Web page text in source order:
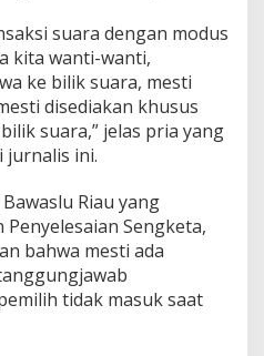
suara dengan modus
kita wanti-wanti,
ke bilik suara, mesti
disediakan khusus
suara,” jelas pria yang
jurnalis ini.
Riau yang
Sengketa,
bahwa mesti ada
tidak masuk saat